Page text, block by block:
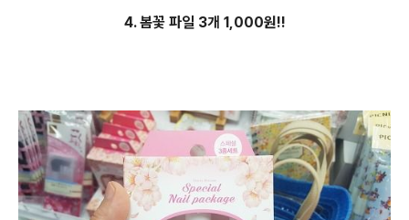
4. 봄꽃 파일 3개 1,000원!!